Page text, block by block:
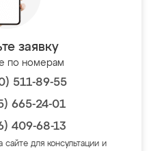
заявку
по номерам
511-89-55
665-24-01
409-68-13
сайте для консультации и